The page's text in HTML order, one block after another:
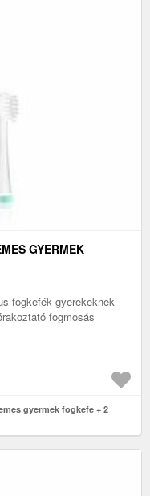
GYERMEK
fogkefék gyerekeknek
fogmosás
gyermek fogkefe + 2